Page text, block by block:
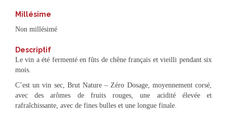
Millésime
Non millésimé
Descriptif
Le vin a été fermenté en fûts de chêne français et vieilli pendant six
mois.
C’est un vin sec, Brut Nature – Zéro Dosage, moyennement corsé,
avec des arômes de fruits rouges, une acidité élevée et
rafraîchissante, avec de fines bulles et une longue finale.